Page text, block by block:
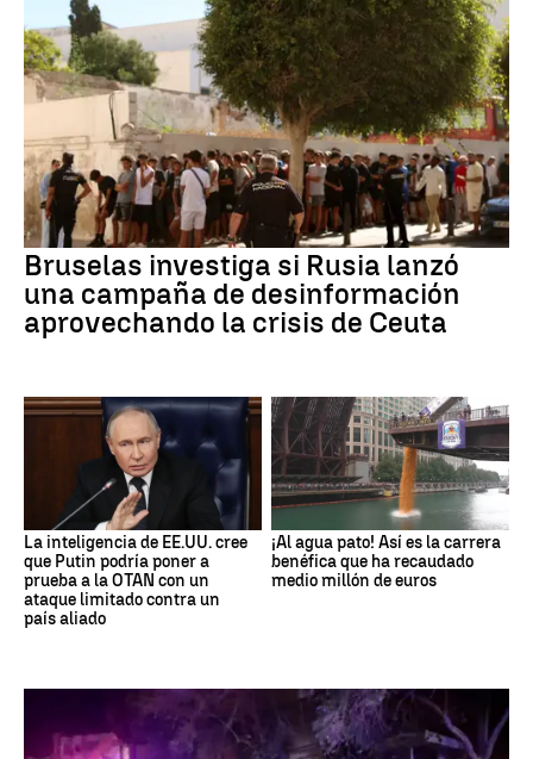
Bruselas investiga si Rusia lanzó
una campaña de desinformación
aprovechando la crisis de Ceuta
La inteligencia de EE.UU. cree
que Putin podría poner a
prueba a la OTAN con un
ataque limitado contra un
país aliado
¡Al agua pato! Así es la carrera
benéfica que ha recaudado
medio millón de euros